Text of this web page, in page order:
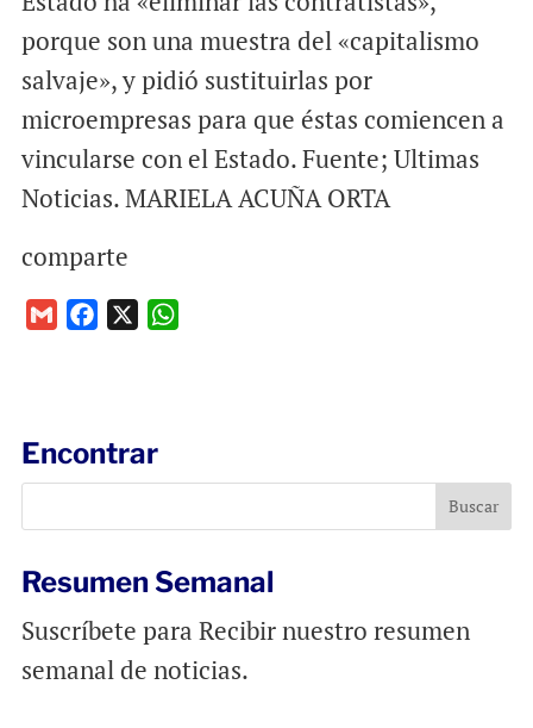
porque son una muestra del «capitalismo
salvaje», y pidió sustituirlas por
microempresas para que éstas comiencen a
vincularse con el Estado. Fuente; Ultimas
Noticias. MARIELA ACUÑA ORTA
comparte
o
k
p
Encontrar
Resumen Semanal
Suscríbete para Recibir nuestro resumen
semanal de noticias.